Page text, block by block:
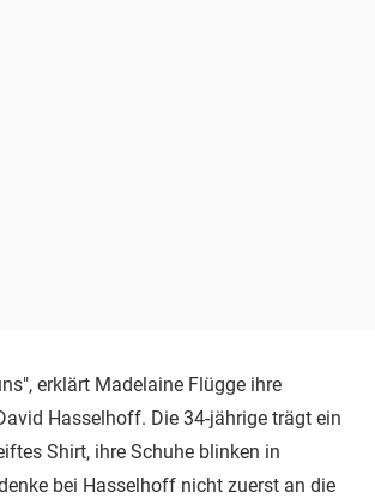
erklärt Madelaine Flügge ihre
Hasselhoff. Die 34-jährige trägt ein
Shirt, ihre Schuhe blinken in
bei Hasselhoff nicht zuerst an die